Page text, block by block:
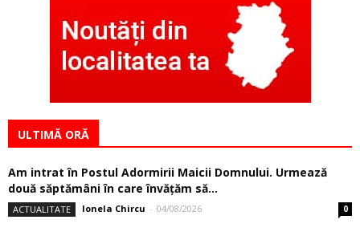
ULTIMĂ ORĂ
Am intrat în Postul Adormirii Maicii Domnului. Urmează
două săptămâni în care învăţăm să...
ACTUALITATE Ionela Chircu - 04/08/2026 0